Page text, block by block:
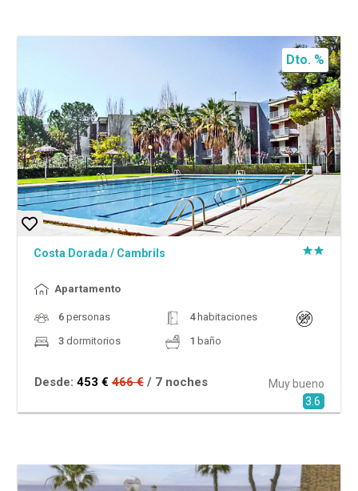
Dto. %
Costa Dorada / Cambrils
Apartamento
6personas 4habitaciones
3dormitorios 1 baño
Desde: 453 € 466 € / 7 noches
Muy bueno
3.6